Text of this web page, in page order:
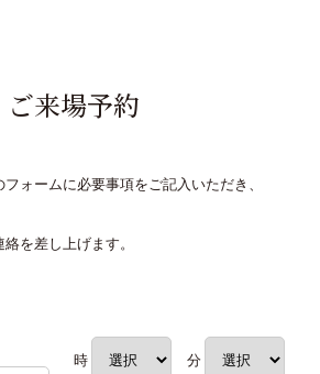
ご来場予約
ォームに必要事項をご記入いただき、
を差し上げます。
時 分